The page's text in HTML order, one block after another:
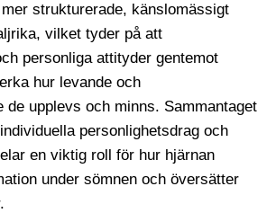
strukturerade, känslomässigt
vilket tyder på att
personliga attityder gentemot
hur levande och
de upplevs och minns. Sammantaget
personlighetsdrag och
en viktig roll för hur hjärnan
under sömnen och översätter